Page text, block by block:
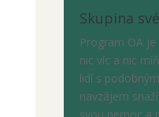
Skupina
Program OA
nic víc a nic
lidí s
navzájem